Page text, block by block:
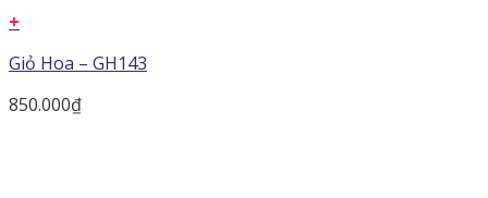
+
Giỏ Hoa – GH143
850.000₫